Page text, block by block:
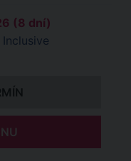
(8 dní)
Inclusive